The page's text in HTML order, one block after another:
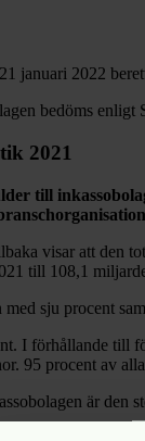
januari 2022
bedöms
2021
till
visar att den
till 108,1
sju procent
I förhållande till
95 procent av
är den